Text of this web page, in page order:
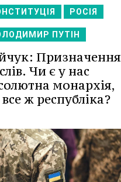
РОСІЯ
ПУТІН
Призначення
Чи є у нас
монархія,
ж республіка?